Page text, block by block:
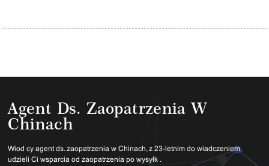
Agent Ds. Zaopatrzenia W
Chinach
Wiodący agent ds. zaopatrzenia w Chinach, z 23-letnim doświadczeniem,
udzieli Ci wsparcia od zaopatrzenia po wysyłkę.